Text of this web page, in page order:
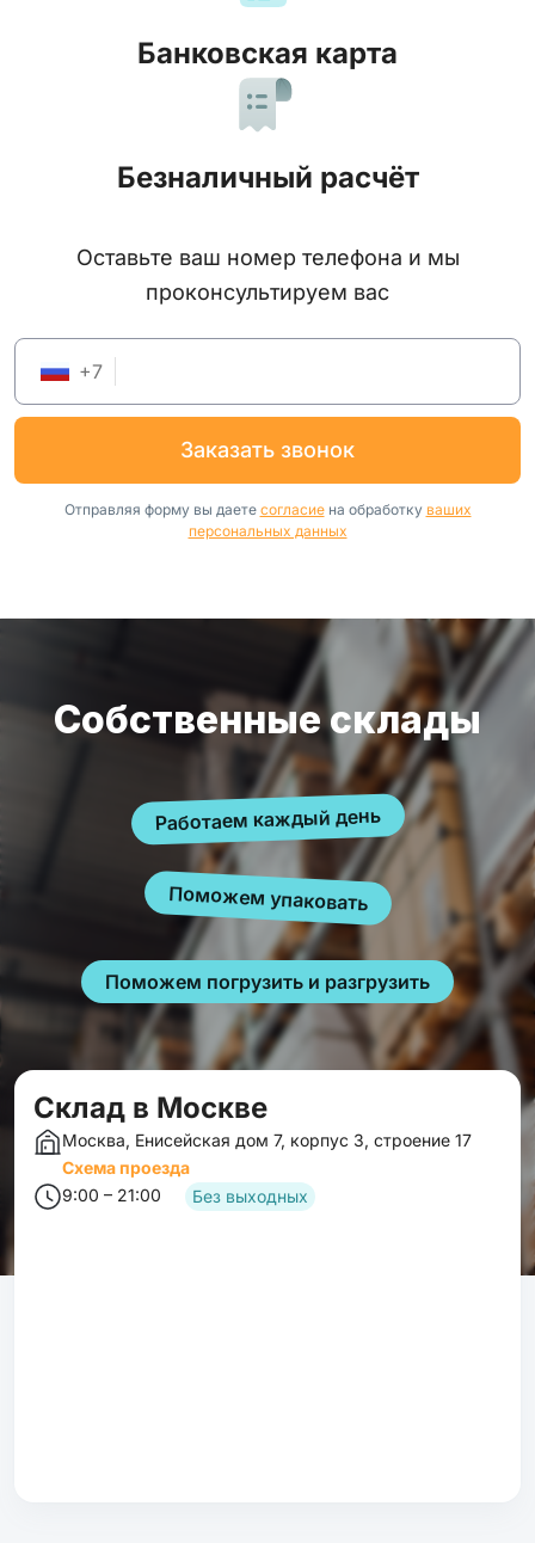
Банковская карта
Безналичный расчёт
Оставьте ваш номер телефона и мы
проконсультируем вас
+7
заказать звонок
Отправляя форму вы даете согласиена обработку ваших
персональных данных
Собственные склады
Работаем каждый день
Поможем упаковать
Поможем погрузить и разгрузить
Cклад в Москве
Москва, Енисейская дом 7, корпус 3, строение 17
Схема проезда
9:00 – 21:00
Без выходных